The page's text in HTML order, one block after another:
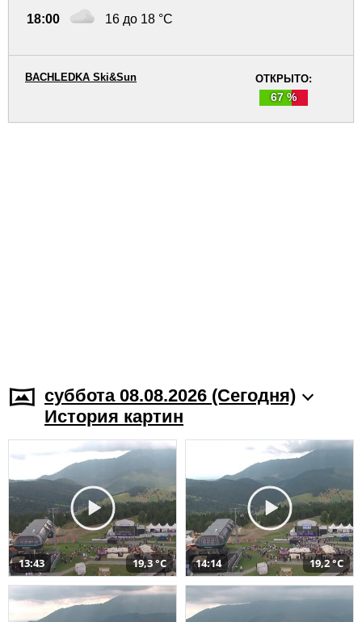
18:00 16 до 18 °C
ОТКРЫТО:
67 %
BACHLEDKA Ski&Sun
суббота 08.08.2026 (Cегодня)
История картин
13:43 19,3 °C 14:14 19,2 °C